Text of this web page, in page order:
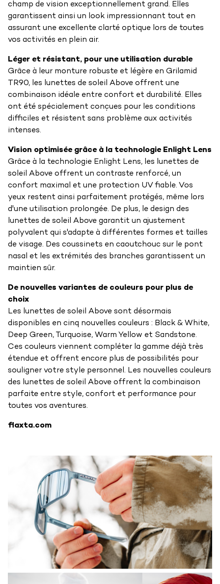
champ de vision exceptionnellement grand. Elles
garantissent ainsi un look impressionnant tout en
assurant une excellente clarté optique lors de toutes
vos activités en plein air.
Léger et résistant, pour une utilisation durable
Grâce à leur monture robuste et légère en Grilamid
TR90, les lunettes de soleil Above offrent une
combinaison idéale entre confort et durabilité. Elles
ont été spécialement conçues pour les conditions
difficiles et résistent sans problème aux activités
intenses.
Vision optimisée grâce à la technologie Enlight Lens
Grâce à la technologie Enlight Lens, les lunettes de
soleil Above offrent un contraste renforcé, un
confort maximal et une protection UV fiable. Vos
yeux restent ainsi parfaitement protégés, même lors
d'une utilisation prolongée. De plus, le design des
lunettes de soleil Above garantit un ajustement
polyvalent qui s'adapte à différentes formes et tailles
de visage. Des coussinets en caoutchouc sur le pont
nasal et les extrémités des branches garantissent un
maintien sûr.
De nouvelles variantes de couleurs pour plus de
choix
Les lunettes de soleil Above sont désormais
disponibles en cinq nouvelles couleurs : Black & White,
Deep Green, Turquoise, Warm Yellow et Sandstone.
Ces couleurs viennent compléter la gamme déjà très
étendue et offrent encore plus de possibilités pour
souligner votre style personnel. Les nouvelles couleurs
des lunettes de soleil Above offrent la combinaison
parfaite entre style, confort et performance pour
toutes vos aventures.
flaxta.com